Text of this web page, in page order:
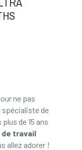
ne pas
spécialiste de
de 15 ans
de travail
allez adorer !